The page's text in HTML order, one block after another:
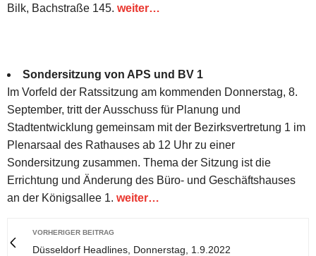
Bilk, Bachstraße 145. weiter…
Sondersitzung von APS und BV 1
Im Vorfeld der Ratssitzung am kommenden Donnerstag, 8.
September, tritt der Ausschuss für Planung und
Stadtentwicklung gemeinsam mit der Bezirksvertretung 1 im
Plenarsaal des Rathauses ab 12 Uhr zu einer
Sondersitzung zusammen. Thema der Sitzung ist die
Errichtung und Änderung des Büro- und Geschäftshauses
an der Königsallee 1. weiter…
VORHERIGER BEITRAG
Düsseldorf Headlines, Donnerstag, 1.9.2022